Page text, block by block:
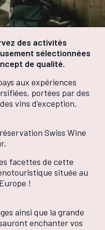
des activités
sélectionnées
de qualité.
aux expériences
portées par des
vins d’exception.
Swiss Wine
facettes de cette
située au
!
ainsi que la grande
enchanter vos